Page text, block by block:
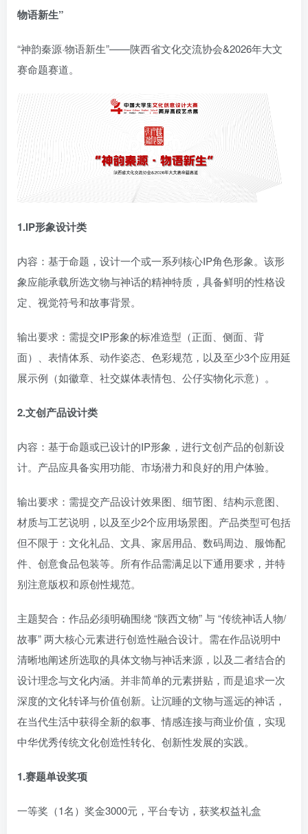
物语新生”
“神韵秦源·物语新生”——陕西省文化交流协会&2026年大文
赛命题赛道。
1.IP形象设计类
内容：基于命题，设计一个或一系列核心IP角色形象。该形
象应能承载所选文物与神话的精神特质，具备鲜明的性格设
定、视觉符号和故事背景。
输出要求：需提交IP形象的标准造型（正面、侧面、背
面）、表情体系、动作姿态、色彩规范，以及至少3个应用延
展示例（如徽章、社交媒体表情包、公仔实物化示意）。
2.文创产品设计类
内容：基于命题或已设计的IP形象，进行文创产品的创新设
计。产品应具备实用功能、市场潜力和良好的用户体验。
输出要求：需提交产品设计效果图、细节图、结构示意图、
材质与工艺说明，以及至少2个应用场景图。产品类型可包括
但不限于：文化礼品、文具、家居用品、数码周边、服饰配
件、创意食品包装等。所有作品需满足以下通用要求，并特
别注意版权和原创性规范。
主题契合：作品必须明确围绕 “陕西文物” 与 “传统神话人物/
故事” 两大核心元素进行创造性融合设计。需在作品说明中
清晰地阐述所选取的具体文物与神话来源，以及二者结合的
设计理念与文化内涵。并非简单的元素拼贴，而是追求一次
深度的文化转译与价值创新。让沉睡的文物与遥远的神话，
在当代生活中获得全新的叙事、情感连接与商业价值，实现
中华优秀传统文化创造性转化、创新性发展的实践。
1.赛题单设奖项
一等奖（1名）奖金3000元，平台专访，获奖权益礼盒